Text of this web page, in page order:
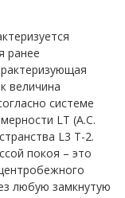
ранее
величина
системе
LT (А.С.
L3 T-2.
покоя – это
любую замкнутую